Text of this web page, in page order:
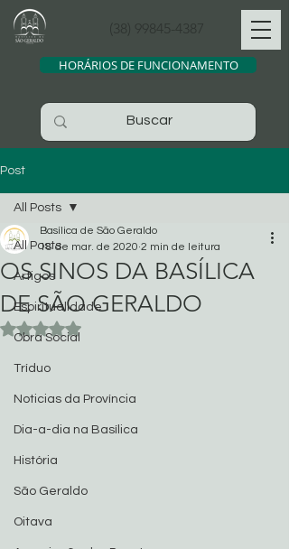
(38) 99845-4387
HORÁRIOS DE FUNCIONAMENTO
Post
All Posts
Artigos
Espiritualidade
Obra Social
Tríduo
Noticias da Província
Dia-a-dia na Basílica
História
São Geraldo
Oitava
All Posts
OS SINOS DA BASÍLICA
DE SÃO GERALDO
Basílica de São Geraldo
18 de mar. de 2020 2 min de leitura
Avaliado com NaN de 5 estrelas.